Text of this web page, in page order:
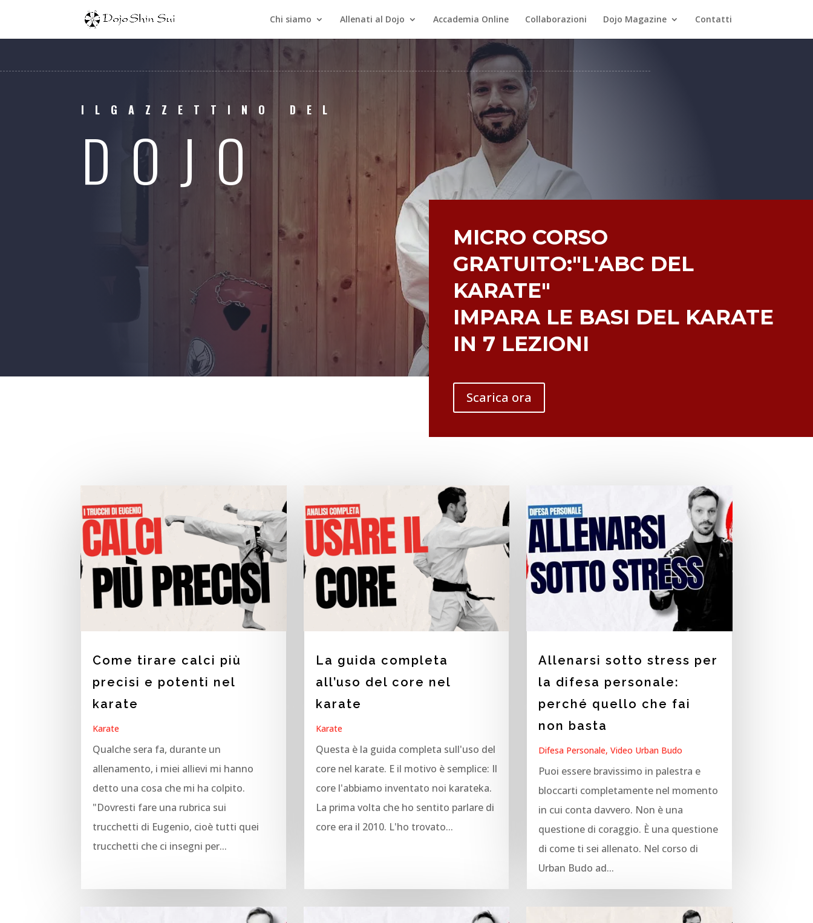
Chi siamo Allenati al Dojo Accademia Online Collaborazioni Dojo Magazine Contatti
ILGAZZETTINO DEL
DOJO
MICRO CORSO
GRATUITO:"L'ABC DEL
KARATE"
IMPARA LE BASI DEL KARATE
IN 7 LEZIONI
Scarica ora
Come tirare calci più
precisi e potenti nel
karate
Karate
Qualche sera fa, durante un
allenamento, i miei allievi mi hanno
detto una cosa che mi ha colpito.
"Dovresti fare una rubrica sui
trucchetti di Eugenio, cioè tutti quei
trucchetti che ci insegni per...
La guida completa
all’uso del core nel
karate
Karate
Questa è la guida completa sull'uso del
core nel karate. E il motivo è semplice: Il
core l'abbiamo inventato noi karateka.
La prima volta che ho sentito parlare di
core era il 2010. L'ho trovato...
Allenarsi sotto stress per
la difesa personale:
perché quello che fai
non basta
Difesa Personale,Video Urban Budo
Puoi essere bravissimo in palestra e
bloccarti completamente nel momento
in cui conta davvero. Non è una
questione di coraggio. È una questione
di come ti sei allenato. Nel corso di
Urban Budo ad...